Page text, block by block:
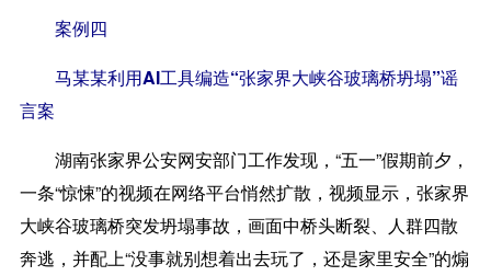
案例四
马某某利用AI工具编造“张家界大峡谷玻璃桥坍塌”谣
言案
湖南张家界公安网安部门工作发现，“五一”假期前夕，
一条“惊悚”的视频在网络平台悄然扩散，视频显示，张家界
大峡谷玻璃桥突发坍塌事故，画面中桥头断裂、人群四散
奔逃，并配上“没事就别想着出去玩了，还是家里安全”的煽